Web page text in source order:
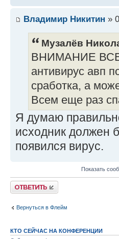
Владимир Никитин »
Музалёв
ВНИМАНИЕ
антивирус авп
сработка, а
Всем еще раз
Я думаю
исходник должен
появился вирус.
Показать
Ответить
Вернуться в Флейм
КТО СЕЙЧАС НА КОНФЕРЕНЦИИ